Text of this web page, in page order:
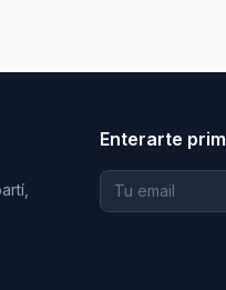
Enterarte